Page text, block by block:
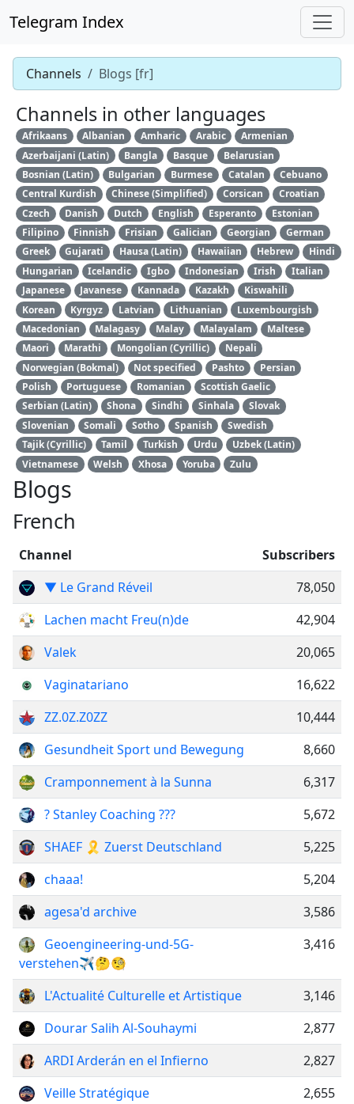
Telegram Index
Channels Blogs [fr]
Channels in other languages
Afrikaans Albanian Amharic Arabic
Armenian
Azerbaijani (Latin)
Bangla Basque
Belarusian
Bosnian (Latin)
Bulgarian Burmese Catalan
Cebuano
Central Kurdish
Chinese (Simplified) Corsican
Croatian
Czech
Danish Dutch English Esperanto
Estonian
Filipino
Finnish Frisian Galician Georgian
German
Greek
Gujarati Hausa (Latin) Hawaiian Hebrew
Hindi
Hungarian
Icelandic Igbo Indonesian Irish
Italian
Japanese
Javanese Kannada Kazakh
Kiswahili
Korean
Kyrgyz Latvian Lithuanian
Luxembourgish
Macedonian
Malagasy Malay Malayalam
Maltese
Maori
Marathi Mongolian (Cyrillic)
Nepali
Norwegian (Bokmal)
Not specified Pashto
Persian
Polish
Portuguese Romanian
Scottish Gaelic
Serbian (Latin)
Shona Sindhi Sinhala
Slovak
Slovenian
Somali Sotho Spanish
Swedish
Tajik (Cyrillic)
Tamil Turkish Urdu
Uzbek (Latin)
Vietnamese
Welsh Xhosa Yoruba Zulu
Blogs
French
Channel
Subscribers
▼ Le Grand Réveil
78,050
Lachen macht Freu(n)de
42,904
Valek
20,065
Vaginatariano
16,622
ZZ.0Z.Z0ZZ
10,444
Gesundheit Sport und Bewegung
8,660
Cramponnement à la Sunna
6,317
? Stanley Coaching ??‍?
5,672
SHAEF 🎗 Zuerst Deutschland
5,225
chaaa!
5,204
agesa'd archive
3,586
Geoengineering-und-5G-
verstehen✈️🤔🧐
3,416
L'Actualité Culturelle et Artistique
3,146
Dourar Salih Al-Souhaymi
2,877
ARDI Arderán en el Infierno
2,827
Veille Stratégique
2,655